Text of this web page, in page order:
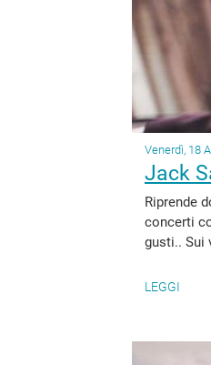
Venerdì, 18
Jack
Riprende
concerti
gusti.. Sui
LEGGI